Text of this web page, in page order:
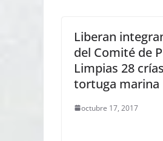
Liberan
del Comité de
Limpias 28
tortuga marina
octubre 17, 2017